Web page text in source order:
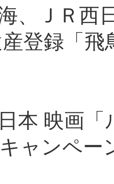
、ＪＲ西
登録「
本 映画
ャンペー